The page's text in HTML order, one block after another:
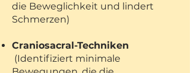
die Beweglichkeit und lindert
Schmerzen)
Craniosacral-Techniken
(Identifiziert minimale